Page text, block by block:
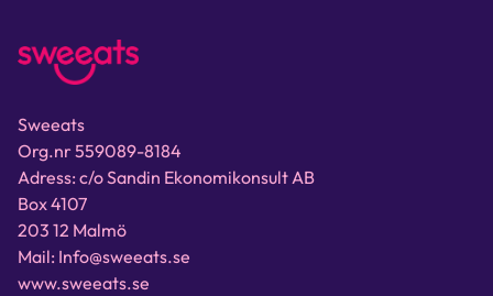
Sweeats
Org.nr 559089-8184
Adress: c/o Sandin Ekonomikonsult AB
Box 4107
203 12 Malmö
Mail: Info@sweeats.se
www.sweeats.se